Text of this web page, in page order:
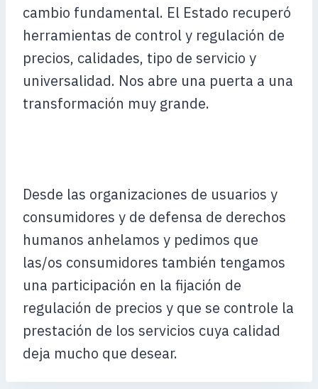
cambio fundamental. El Estado recuperó
herramientas de control y regulación de
precios, calidades, tipo de servicio y
universalidad. Nos abre una puerta a una
transformación muy grande.
Desde las organizaciones de usuarios y
consumidores y de defensa de derechos
humanos anhelamos y pedimos que
las/os consumidores también tengamos
una participación en la fijación de
regulación de precios y que se controle la
prestación de los servicios cuya calidad
deja mucho que desear.